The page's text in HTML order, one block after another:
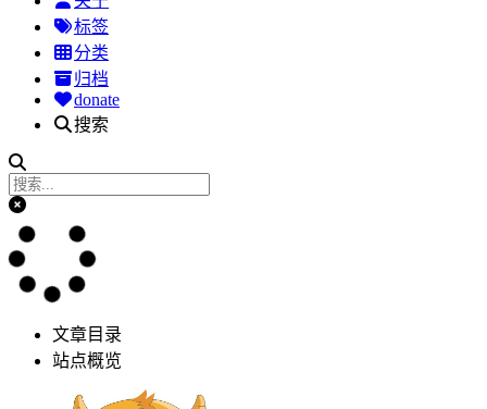
标签
分类
归档
donate
搜索
文章目录
站点概览